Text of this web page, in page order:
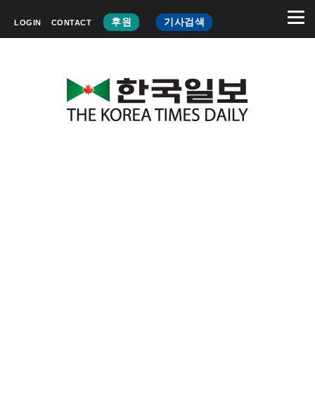
LOGIN CONTACT 후원 기사검색